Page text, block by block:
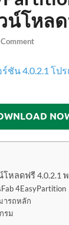
น์โหล
โหลดฟรี 4.0.2.1
4EasyPartition
ารถหลัก
รม